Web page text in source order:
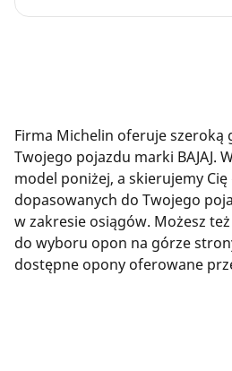
Firma Michelin oferuje szeroką
Twojego pojazdu marki BAJAJ.
model poniżej, a skierujemy
dopasowanych do Twojego
w zakresie osiągów. Możesz
do wyboru opon na górze
dostępne opony oferowane